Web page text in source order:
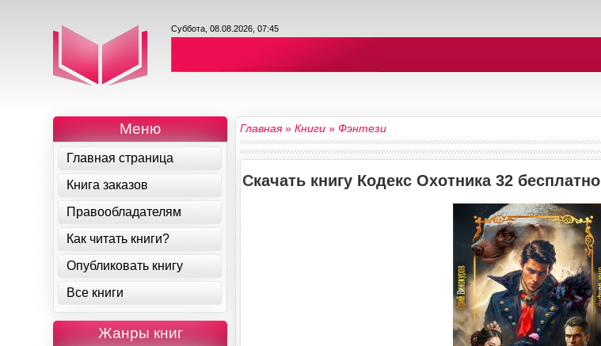
Суббота, 08.08.2026, 07:45
Главная»Книги »Фэнтези
Скачать книгу Кодекс Охотника 32 бесплатно
Меню
Главная страница
Книга заказов
Правообладателям
Как читать книги?
Опубликовать книгу
Все книги
Жанры книг